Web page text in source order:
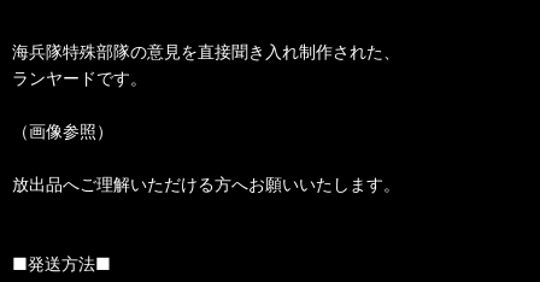
海兵隊特殊部隊の意見を直接聞き入れ制作された、
ランヤードです。
（画像参照）
放出品へご理解いただける方へお願いいたします。
■発送方法■